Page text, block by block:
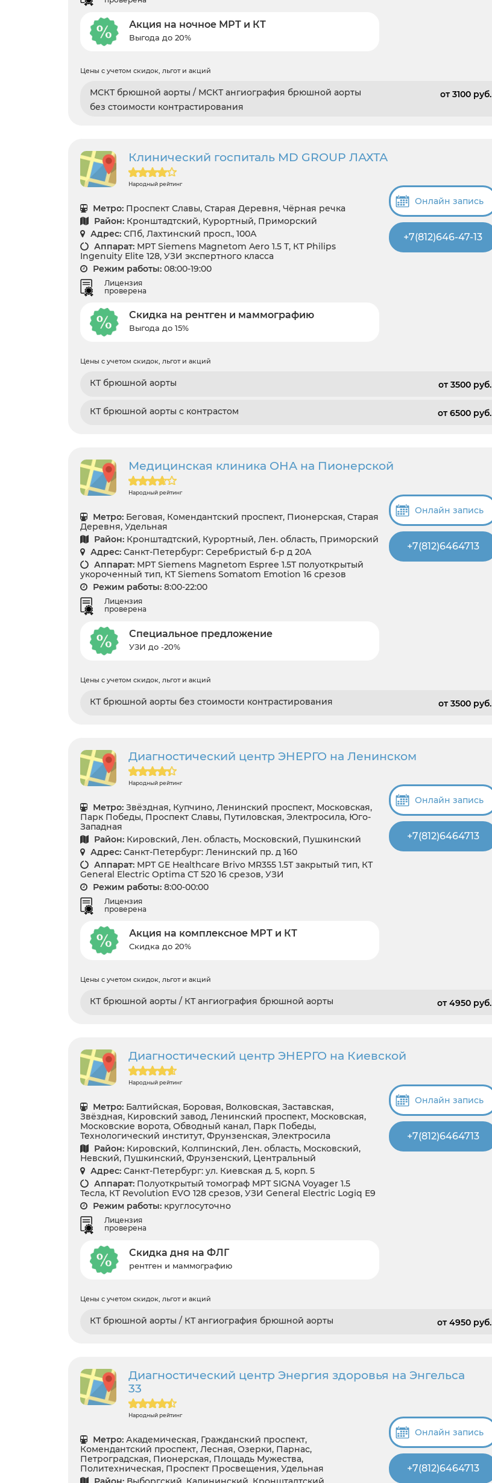
Акция на ночное МРТ и КТ
Выгода до 20%
Цены с учетом скидок, льгот и акций
МСКТ брюшной аорты / МСКТ ангиография брюшной аорты
без стоимости контрастирования
от 3100 pуб.
Клинический госпиталь MD GROUP ЛАХТА
Народный рейтинг
Метро: Проспект Славы, Старая Деревня, Чёрная речка
Район: Кронштадтский, Курортный, Приморский
Адрес: СПб, Лахтинский просп., 100А
Аппарат: МРТ Siemens Magnetom Aero 1.5 Т, КТ Philips
Ingenuity Elite 128, УЗИ экспертного класса
Режим работы: 08:00-19:00
Лицензия
проверена
Скидка на рентген и маммографию
Выгода до 15%
Онлайн запись
+7(812)646-47-13
Цены с учетом скидок, льгот и акций
КТ брюшной аорты от 3500 pуб.
КТ брюшной аорты с контрастом от 6500 pуб.
Медицинская клиника ОНА на Пионерской
Народный рейтинг
Метро: Беговая, Комендантский проспект, Пионерская, Старая
Деревня, Удельная
Район: Кронштадтский, Курортный, Лен. область, Приморский
Адрес: Санкт-Петербург: Серебристый б-р д 20А
Аппарат: МРТ Siemens Magnetom Espree 1.5T полуоткрытый
укороченный тип, КТ Siemens Somatom Emotion 16 срезов
Режим работы: 8:00-22:00
Лицензия
проверена
Специальное предложение
УЗИ до -20%
Онлайн запись
+7(812)6464713
Цены с учетом скидок, льгот и акций
КТ брюшной аорты без стоимости контрастирования от 3500 pуб.
Диагностический центр ЭНЕРГО на Ленинском
Народный рейтинг
Метро: Звёздная, Купчино, Ленинский проспект, Московская,
Парк Победы, Проспект Славы, Путиловская, Электросила, Юго-
Западная
Район: Кировский, Лен. область, Московский, Пушкинский
Адрес: Санкт-Петербург: Ленинский пр. д 160
Аппарат: МРТ GE Healthcare Brivo MR355 1.5Т закрытый тип, КТ
General Electric Optima CT 520 16 срезов, УЗИ
Режим работы: 8:00-00:00
Лицензия
проверена
Акция на комплексное МРТ и КТ
Скидка до 20%
Онлайн запись
+7(812)6464713
Цены с учетом скидок, льгот и акций
КТ брюшной аорты / КТ ангиография брюшной аорты от 4950 pуб.
Диагностический центр ЭНЕРГО на Киевской
Народный рейтинг
Метро: Балтийская, Боровая, Волковская, Заставская,
Звёздная, Кировский завод, Ленинский проспект, Московская,
Московские ворота, Обводный канал, Парк Победы,
Технологический институт, Фрунзенская, Электросила
Район: Кировский, Колпинский, Лен. область, Московский,
Невский, Пушкинский, Фрунзенский, Центральный
Адрес: Санкт-Петербург: ул. Киевская д. 5, корп. 5
Аппарат: Полуоткрытый томограф МРТ SIGNA Voyager 1.5
Тесла, КТ Revolution EVO 128 срезов, УЗИ General Electric Logiq E9
Режим работы: круглосуточно
Лицензия
проверена
Скидка дня на ФЛГ
рентген и маммографию
Онлайн запись
+7(812)6464713
Цены с учетом скидок, льгот и акций
КТ брюшной аорты / КТ ангиография брюшной аорты от 4950 pуб.
Диагностический центр Энергия здоровья на Энгельса
33
Народный рейтинг
Метро: Академическая, Гражданский проспект,
Комендантский проспект, Лесная, Озерки, Парнас,
Петроградская, Пионерская, Площадь Мужества,
Политехническая, Проспект Просвещения, Удельная
Онлайн запись
+7(812)6464713